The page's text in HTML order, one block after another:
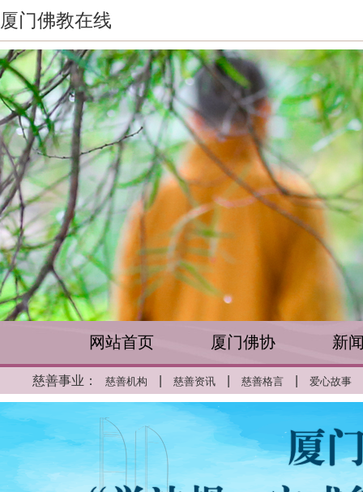
厦门佛教在线
网站首页 厦门佛协 新
慈善事业： 慈善机构 慈善资讯 慈善格言 爱心故事